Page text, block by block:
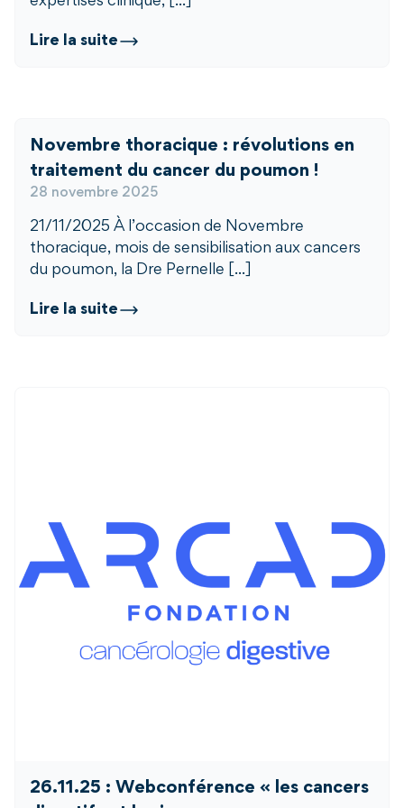
Lire la suite
Novembre thoracique : révolutions en
traitement du cancer du poumon !
28 novembre 2025
21/11/2025 À l’occasion de Novembre
thoracique, mois de sensibilisation aux cancers
du poumon, la Dre Pernelle [...]
Lire la suite
26.11.25 : Webconférence « les cancers